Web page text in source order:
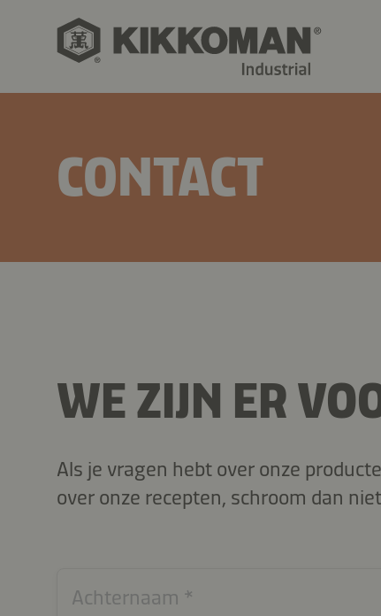
CONTACT
WE ZIJN ER
Als je vragen hebt over onze
over onze recepten, schroom dan
Achternaam